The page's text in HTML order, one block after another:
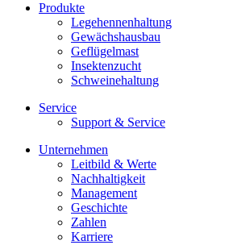
Produkte
Legehennenhaltung
Gewächshausbau
Geflügelmast
Insektenzucht
Schweinehaltung
Service
Support & Service
Unternehmen
Leitbild & Werte
Nachhaltigkeit
Management
Geschichte
Zahlen
Karriere